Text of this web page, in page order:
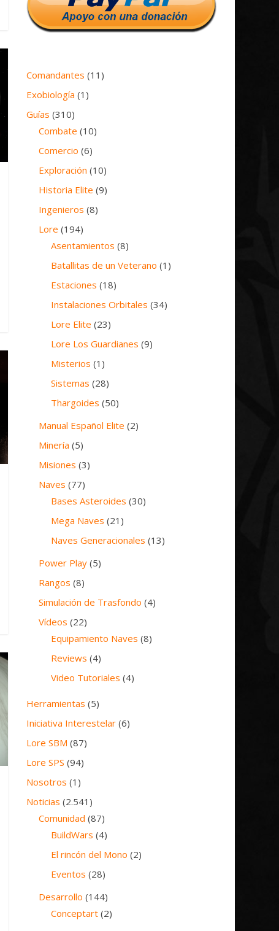
Comandantes (11)
Exobiología (1)
Guías (310)
Combate (10)
Comercio (6)
Exploración (10)
Historia Elite (9)
Ingenieros (8)
Lore (194)
Asentamientos (8)
Batallitas de un Veterano (1)
Estaciones (18)
Instalaciones Orbitales (34)
Lore Elite (23)
Lore Los Guardianes (9)
Misterios (1)
Sistemas (28)
Thargoides (50)
Manual Español Elite (2)
Minería (5)
Misiones (3)
Naves (77)
Bases Asteroides (30)
Mega Naves (21)
Naves Generacionales (13)
Power Play (5)
Rangos (8)
Simulación de Trasfondo (4)
Vídeos (22)
Equipamiento Naves (8)
Reviews (4)
Video Tutoriales (4)
Herramientas (5)
Iniciativa Interestelar (6)
Lore SBM (87)
Lore SPS (94)
Nosotros (1)
Noticias (2.541)
Comunidad (87)
BuildWars (4)
El rincón del Mono (2)
Eventos (28)
Desarrollo (144)
Conceptart (2)